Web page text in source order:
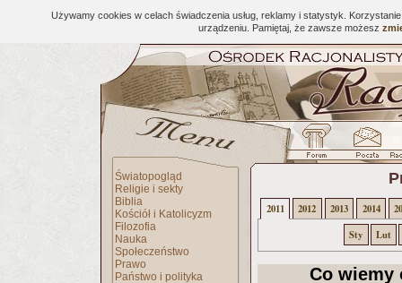
Używamy cookies w celach świadczenia usług, reklamy i statystyk.
urządzeniu. Pamiętaj, że zawsze możesz
Światopogląd
Religie i sekty
Biblia
Kościół i Katolicyzm
Filozofia
Nauka
Społeczeństwo
Prawo
Państwo i polityka
2011 2012 2013 2014
Sty
Lut
Co wiemy